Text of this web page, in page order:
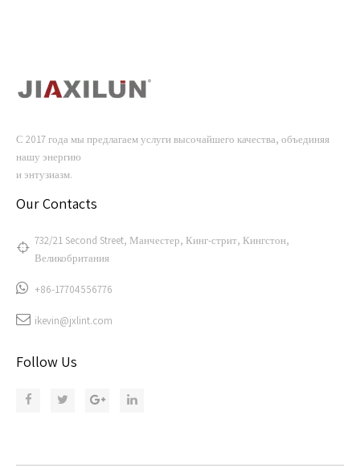
С 2017 года мы предлагаем услуги высочайшего качества, объединяя
нашу энергию
и энтузиазм.
Our Contacts
732/21 Second Street, Манчестер, Кинг-стрит, Кингстон,
Великобритания
+86-17704556776
ikevin@jxlint.com
Follow Us